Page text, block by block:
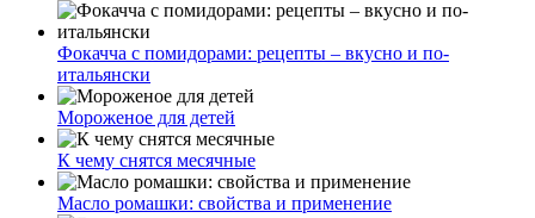
Фокачча с помидорами: рецепты – вкусно и по-
итальянски
Мороженое для детей
К чему снятся месячные
Масло ромашки: свойства и применение